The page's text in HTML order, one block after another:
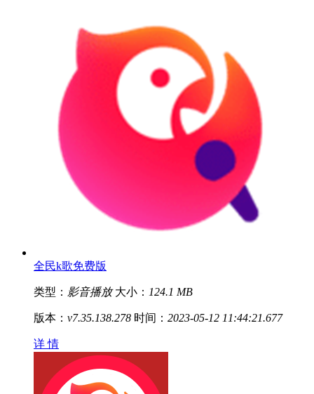
全民k歌免费版
类型： 影音播放 大小： 124.1 MB
版本： v7.35.138.278 时间： 2023-05-12 11:44:21.677
详 情